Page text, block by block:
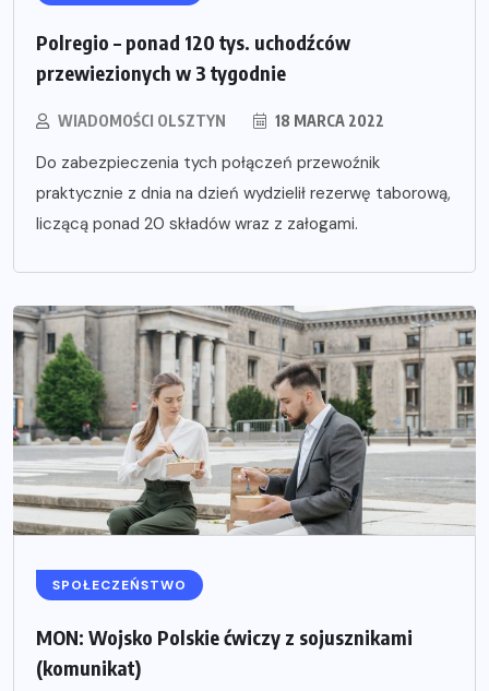
Polregio – ponad 120 tys. uchodźców
przewiezionych w 3 tygodnie
WIADOMOŚCI OLSZTYN 18 MARCA 2022
Do zabezpieczenia tych połączeń przewoźnik
praktycznie z dnia na dzień wydzielił rezerwę taborową,
liczącą ponad 20 składów wraz z załogami.
SPOŁECZEŃSTWO
MON: Wojsko Polskie ćwiczy z sojusznikami
(komunikat)